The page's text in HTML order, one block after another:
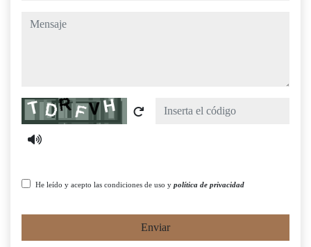
mensaje
Captcha
He leído y acepto las condiciones de uso y política de privacidad
Enviar